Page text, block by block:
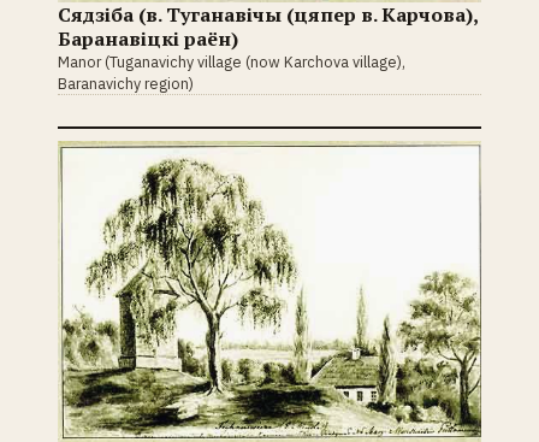
Сядзіба (в. Туганавічы (цяпер в. Карчова),
Баранавіцкі раён)
Manor (Tuganavichy village (now Karchova village),
Baranavichy region)